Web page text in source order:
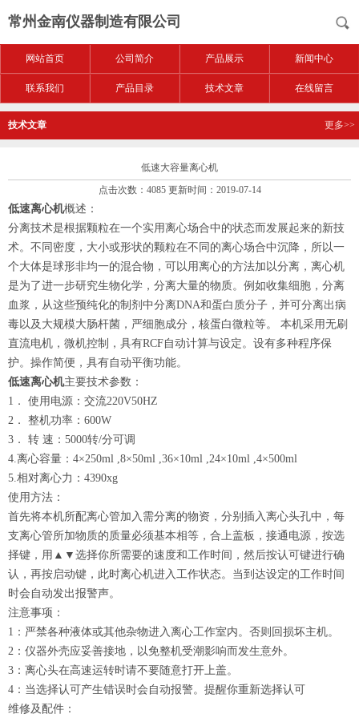
常州金南仪器制造有限公司
网站首页 公司简介 产品展示 新闻中心
联系我们 产品目录 技术文章 在线留言
技术文章 更多>>
低速大容量离心机
点击次数：4085 更新时间：2019-07-14
低速离心机概述：
分离技术是根据颗粒在一个实用离心场合中的状态而发展起来的新技
术。不同密度，大小或形状的颗粒在不同的离心场合中沉降，所以一
个大体是球形非均一的混合物，可以用离心的方法加以分离，离心机
是为了进一步研究生物化学，分离大量的物质。例如收集细胞，分离
血浆，从这些预纯化的制剂中分离DNA和蛋白质分子，并可分离出病
毒以及大规模大肠杆菌，严细胞成分，核蛋白微粒等。 本机采用无刷
直流电机，微机控制，具有RCF自动计算与设定。设有多种程序保
护。操作简便，具有自动平衡功能。
低速离心机主要技术参数：
1． 使用电源：交流220V50HZ
2． 整机功率：600W
3． 转 速：5000转/分可调
4.离心容量：4×250ml ,8×50ml ,36×10ml ,24×10ml ,4×500ml
5.相对离心力：4390xg
使用方法：
首先将本机所配离心管加入需分离的物资，分别插入离心头孔中，每
支离心管所加物质的质量必须基本相等，合上盖板，接通电源，按选
择键，用▲▼选择你所需要的速度和工作时间，然后按认可键进行确
认，再按启动键，此时离心机进入工作状态。当到达设定的工作时间
时会自动发出报警声。
注意事项：
1：严禁各种液体或其他杂物进入离心工作室内。否则回损坏主机。
2：仪器外壳应妥善接地，以免整机受潮影响而发生意外。
3：离心头在高速运转时请不要随意打开上盖。
4：当选择认可产生错误时会自动报警。提醒你重新选择认可
维修及配件：